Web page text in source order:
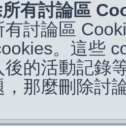
有討論區
有討論區
。這些
後的活動記錄
，那麼刪除討